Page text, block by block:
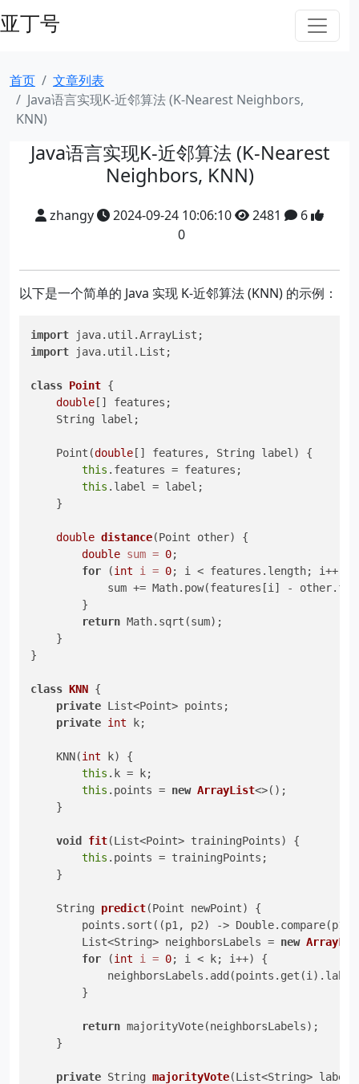
亚丁号
首页
文章列表
Java语言实现K-近邻算法 (K-Nearest Neighbors,
KNN)
Java语言实现K-近邻算法 (K-Nearest
Neighbors, KNN)
zhangy 2024-09-24 10:06:10 2481
6
0
以下是一个简单的 Java 实现 K-近邻算法 (KNN) 的示例：
import
import java.util.List;
class Point {
double [] features;
String label;
Point(double [] features, String label) {
this .features = features;
this .label = label;
}
double distance(Point other)
{
double sum = 0;
for (int i = 0; i < features.length; i++) {
sum += Math.pow(features[i] -
}
return Math.sqrt(sum);
}
}
class KNN {
private List<Point> points;
private int k;
KNN(int k) {
this .k = k;
this .points = new ArrayList<>();
}
void fit(List<Point> trainingPoints)
{
this .points = trainingPoints;
}
String predict(Point newPoint)
{
points.sort((p1, p2) ->
List<String> neighborsLabels = new
for (int i = 0; i < k; i++) {
}
return majorityVote(neighborsLabels);
}
private String majorityVote(List<String>